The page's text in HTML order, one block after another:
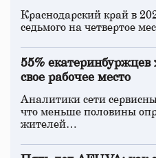
Краснодарский край в
седьмого на четвертое
55%
свое рабочее место
Аналитики сети
что меньше половины
жителей…